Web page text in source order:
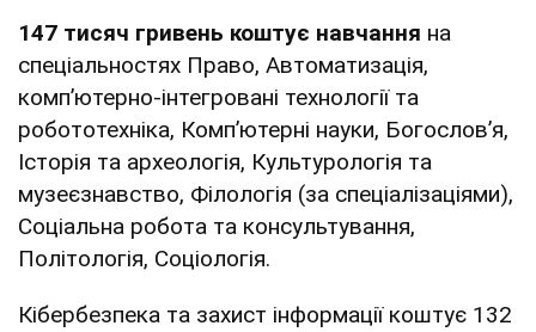
147 тисяч гривень коштує навчання на
спеціальностях Право, Автоматизація,
комп’ютерно-інтегровані технології та
робототехніка, Комп’ютерні науки, Богослов’я,
Історія та археологія, Культурологія та
музеєзнавство, Філологія (за спеціалізаціями),
Соціальна робота та консультування,
Політологія, Соціологія.
Кібербезпека та захист інформації коштує 132